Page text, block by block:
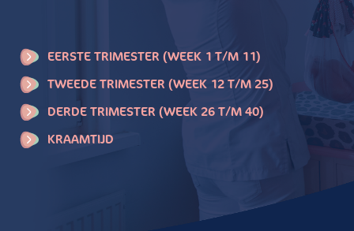
EERSTE TRIMESTER (WEEK 1 T/M 11)
TWEEDE TRIMESTER (WEEK 12 T/M 25)
DERDE TRIMESTER (WEEK 26 T/M 40)
KRAAMTIJD